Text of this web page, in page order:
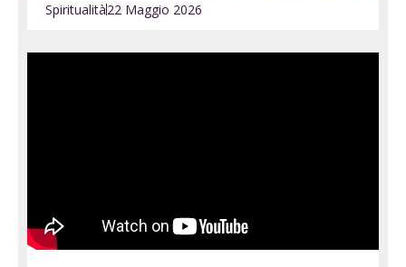
Spiritualità22 Maggio 2026